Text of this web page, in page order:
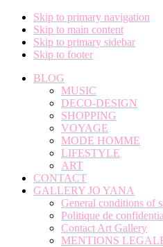
Skip to primary navigation
Skip to main content
Skip to primary sidebar
Skip to footer
BLOG
MUSIC
DECO-DESIGN
SHOPPING
VOYAGE
MODE HOMME
LIFESTYLE
ART
CONTACT
GALLERY JO YANA
General conditions of
Politique de
Contact Art Gallery
MENTIONS